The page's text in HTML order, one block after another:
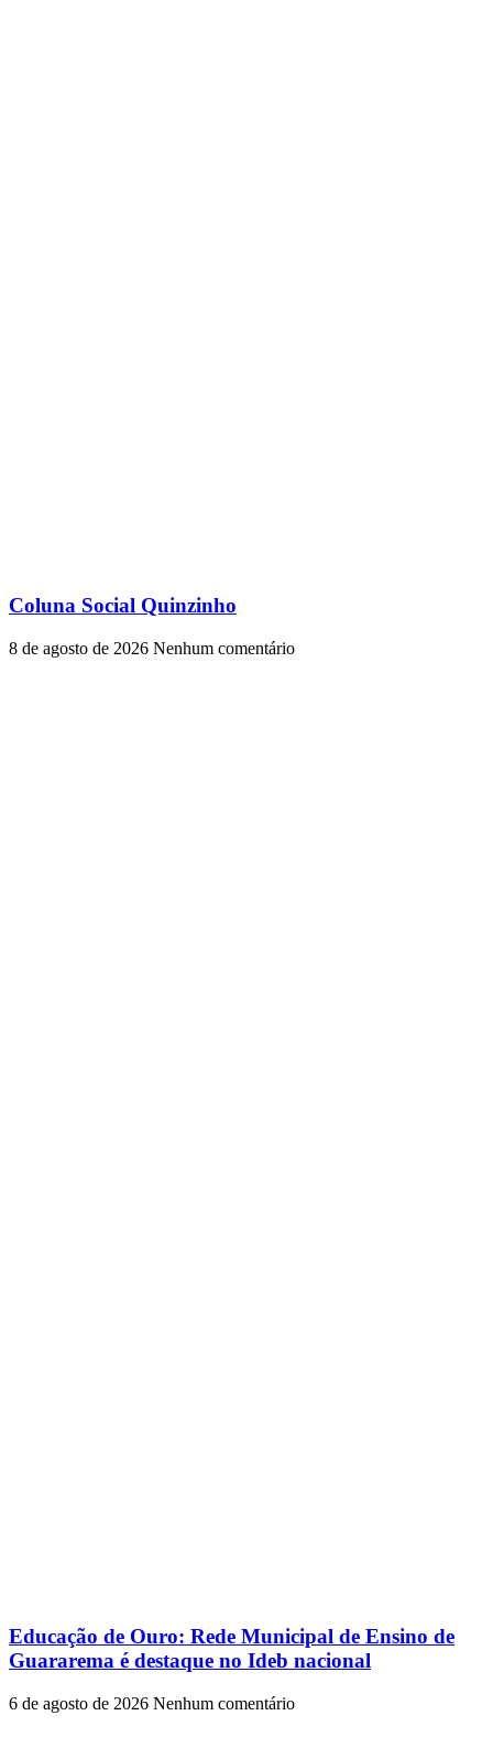
Coluna Social Quinzinho
8 de agosto de 2026 Nenhum comentário
Educação de Ouro: Rede Municipal de Ensino de
Guararema é destaque no Ideb nacional
6 de agosto de 2026 Nenhum comentário